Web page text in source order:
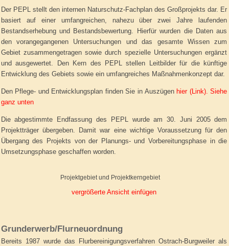
Der PEPL stellt den internen Naturschutz-Fachplan des Großprojekts dar. Er
basiert auf einer umfangreichen, nahezu über zwei Jahre laufenden
Bestandserhebung und Bestandsbewertung. Hierfür wurden die Daten aus
den vorangegangenen Untersuchungen und das gesamte Wissen zum
Gebiet zusammengetragen sowie durch spezielle Untersuchungen ergänzt
und ausgewertet. Den Kern des PEPL stellen Leitbilder für die künftige
Entwicklung des Gebiets sowie ein umfangreiches Maßnahmenkonzept dar.
Den Pflege- und Entwicklungsplan finden Sie in Auszügen hier (Link). Siehe
ganz unten
Die abgestimmte Endfassung des PEPL wurde am 30. Juni 2005 dem
Projektträger übergeben. Damit war eine wichtige Voraussetzung für den
Übergang des Projekts von der Planungs- und Vorbereitungsphase in die
Umsetzungsphase geschaffen worden.
Projektgebiet und Projektkerngebiet
vergrößerte Ansicht einfügen
Grunderwerb/Flurneuordnung
Bereits 1987 wurde das Flurbereinigungsverfahren Ostrach-Burgweiler als